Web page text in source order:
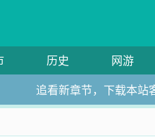
历史 网游
追看新章节，下载本站